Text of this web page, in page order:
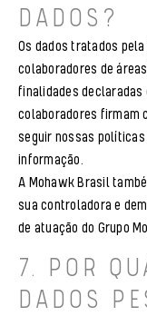
DADOS?
Os dados tratados
colaboradores de
finalidades declaradas
colaboradores firmam
seguir nossas políticas
informação.
A Mohawk Brasil
sua controladora e
de atuação do Grupo
7. POR
DADOS